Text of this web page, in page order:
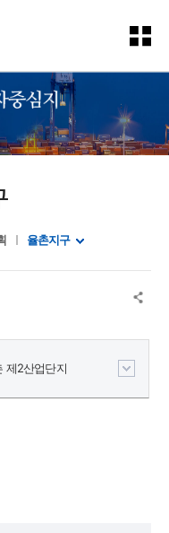
율촌지구
제2산업단지